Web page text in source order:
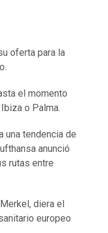
oferta para la
el momento
o Palma.
una tendencia de
anunció
rutas entre
diera el
europeo